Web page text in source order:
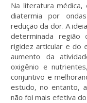
Na literatura
diatermia por
redução da dor. A
determinada
rigidez articular e do
aumento da
oxigênio e
conjuntivo e
estudo, no entanto,
não foi mais efetiva